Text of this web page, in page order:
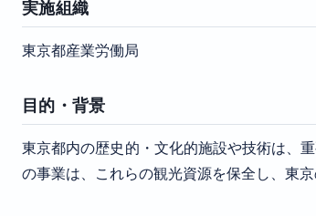
実施組織
東京都産業労働局
目的・背景
東京都内の歴史的・文化的施設や技術は、
の事業は、これらの観光資源を保全し、東